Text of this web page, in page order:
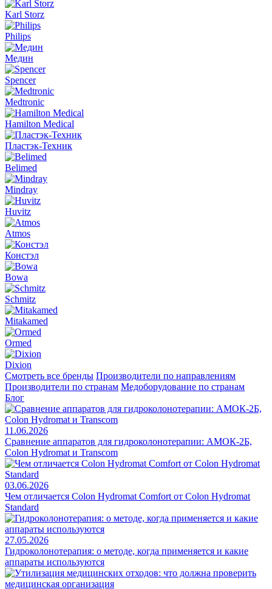
Karl Storz
Philips
Медин
Spencer
Medtronic
Hamilton Medical
Пластэк-Техник
Belimed
Mindray
Huvitz
Atmos
Констэл
Bowa
Schmitz
Mitakamed
Ormed
Dixion
Смотреть все бренды Производители по направлениям
Производители по странам Медоборудование по странам
Блог
11.06.2026
Сравнение аппаратов для гидроколонотерапии: АМОК-2Б,
Colon Hydromat и Transcom
03.06.2026
Чем отличается Colon Hydromat Comfort от Colon Hydromat
Standard
27.05.2026
Гидроколонотерапия: о методе, когда применяется и какие
аппараты используются